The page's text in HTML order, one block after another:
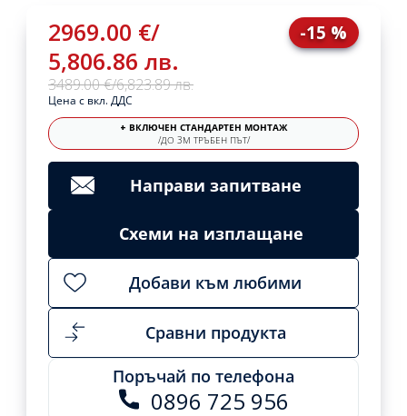
2969.00 €/
5,806.86 лв.
3489.00 €/6,823.89 лв.
-15 %
Цена с вкл. ДДС
+ ВКЛЮЧЕН СТАНДАРТЕН МОНТАЖ
/ДО 3М ТРЪБЕН ПЪТ/
Направи запитване
Схеми на изплащане
Добави към любими
Сравни продукта
Поръчай по телефона
0896 725 956